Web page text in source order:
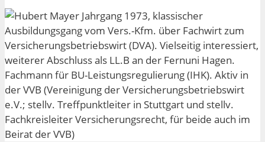
Jahrgang 1973, klassischer
Ausbildungsgang vom Vers.-Kfm. über Fachwirt zum
Versicherungsbetriebswirt (DVA). Vielseitig interessiert,
weiterer Abschluss als LL.B an der Fernuni Hagen.
Fachmann für BU-Leistungsregulierung (IHK). Aktiv in
der VVB (Vereinigung der Versicherungsbetriebswirt
e.V.; stellv. Treffpunktleiter in Stuttgart und stellv.
Fachkreisleiter Versicherungsrecht, für beide auch im
Beirat der VVB)